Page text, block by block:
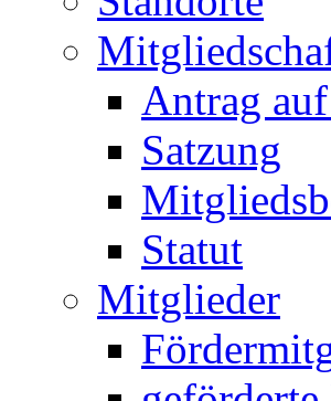
Antrag
Satzung
Statut
Mitglieder